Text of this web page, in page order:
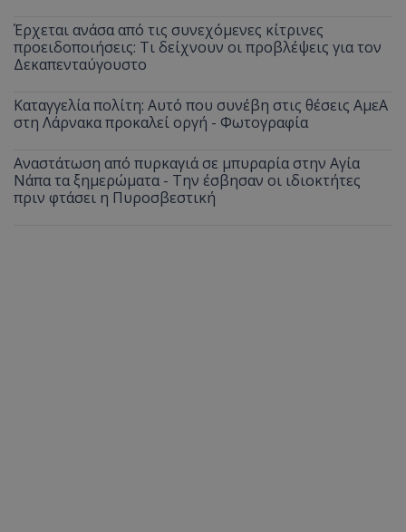
Έρχεται ανάσα από τις συνεχόμενες κίτρινες
προειδοποιήσεις: Τι δείχνουν οι προβλέψεις για τον
Δεκαπενταύγουστο
Καταγγελία πολίτη: Αυτό που συνέβη στις θέσεις ΑμεΑ
στη Λάρνακα προκαλεί οργή - Φωτογραφία
Αναστάτωση από πυρκαγιά σε μπυραρία στην Αγία
Νάπα τα ξημερώματα - Την έσβησαν οι ιδιοκτήτες
πριν φτάσει η Πυροσβεστική